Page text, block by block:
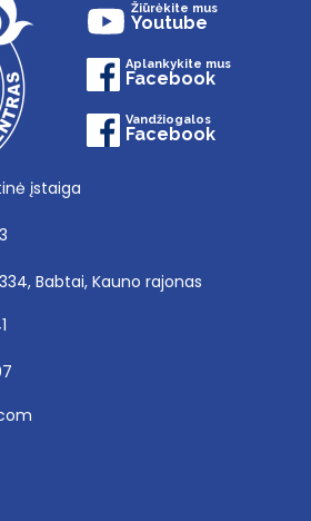
Žiūrėkite mus
Youtube
Aplankykite mus
Facebook
Vandžiogalos
Facebook
įstaiga
Babtai, Kauno rajonas